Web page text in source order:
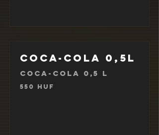
Coca-Cola 0,5l
Coca-Cola 0,5 l
550 HUF